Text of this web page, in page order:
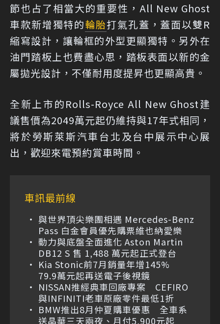
節也占了相當大的重要性，All New Ghost
車款新增獨特的輪胎打氣孔蓋，蓋面以雙R
縮寫設計，讓輪框的外型更顯獨特。另外在
油門踏板上也費盡心思，踏板表面以新的金
屬拋光設計，不僅耐用度提昇也更顯高貴。
全新上市的Rolls-Royce All New Ghost建
議售價為2049萬元起仍維持與17年式相同，
將於勞斯萊斯汽車台北及台中展示中心展
出，歡迎來電預約賞車時間。
車訊最前線
與世界頂尖樂團相遇 Mercedes-Benz
Pass 白金會員優先購票維也納愛樂
動力與底盤全面進化 Aston Martin
DB12 S 售 1,488 萬元起正式登台
Kia Stonic前7月銷量年增145%
79.9萬元起再送電子後視鏡
NISSAN推經典車回廠專案 CEFIRO
與INFINITI老車原廠零件最低1折
BMW推出8月仲夏購車優惠 全車系
送晶華三天兩夜、月付5,900元起